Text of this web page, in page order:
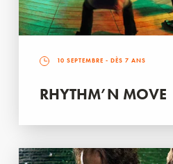
10 SEPTEMBRE - DÈS 7 ANS
RHYTHM’N MOVE